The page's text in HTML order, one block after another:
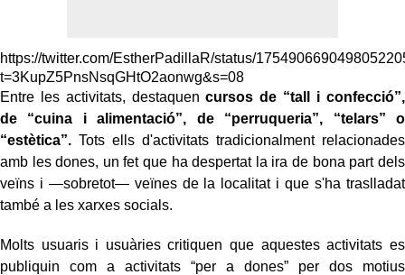
https://twitter.com/EstherPadillaR/status/
t=3KupZ5PnsNsqGHtO2aonwg&s=08
Entre les activitats, destaquencursos de “tall i confecció”,
de “cuina i alimentació”, de “perruqueria”, “telars” o
“estètica”. Tots ells d'activitats tradicionalment relacionades
amb les dones, un fet que ha despertat la ira de bona part dels
veïns i —sobretot— veïnes de la localitat i que s'ha traslladat
també a les xarxes socials.
Molts usuaris i usuàries critiquen que aquestes activitats es
publiquin com a activitats “per a dones” per dos motius